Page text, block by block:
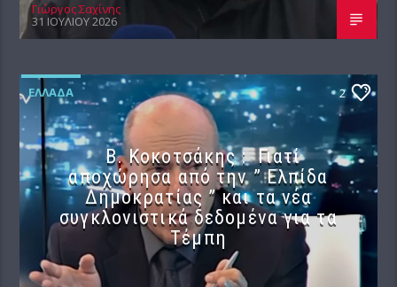
Γιώργος Σαχίνης
31 ΙΟΥΛΊΟΥ 2026
ΕΛΛΆΔΑ 2
Β. Κοκοτσάκης : Γιατί
αποχώρησα από την ” Ελπίδα
Δημοκρατίας ” και τα νέα
συγκλονιστικά δεδομένα για τα
Τέμπη